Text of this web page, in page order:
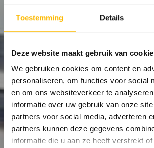
Toestemming Details
Deze website maakt gebruik van
We gebruiken cookies om content en
personaliseren, om functies voor social
en om ons websiteverkeer te
informatie over uw gebruik van onze
partners voor social media, adverteren
partners kunnen deze gegevens
informatie die u aan ze heeft verstrekt